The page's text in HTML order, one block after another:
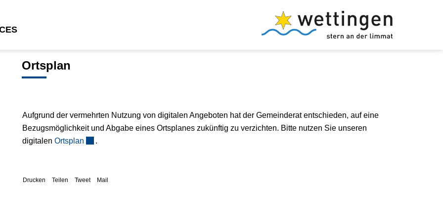
Vorlesen
Ortsplan
Aufgrund der vermehrten Nutzung von digitalen Angeboten hat der Gemeinderat entschieden, auf eine
Bezugsmöglichkeit und Abgabe eines Ortsplanes zukünftig zu verzichten. Bitte nutzen Sie unseren
digitalen Ortsplan .
Drucken Teilen Tweet Mail